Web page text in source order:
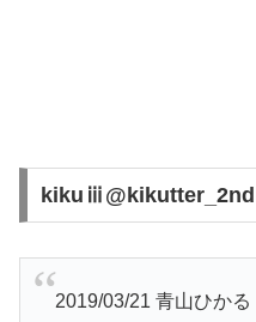
kikuⅲ@kikutter_2nd
2019/03/21 青山ひか